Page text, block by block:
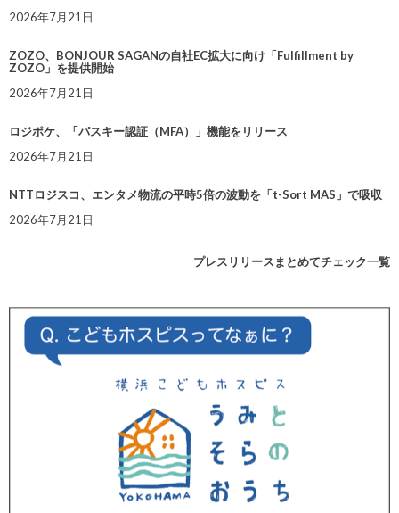
2026年7月21日
ZOZO、BONJOUR SAGANの自社EC拡大に向け「Fulfillment by
ZOZO」を提供開始
2026年7月21日
ロジポケ、「パスキー認証（MFA）」機能をリリース
2026年7月21日
NTTロジスコ、エンタメ物流の平時5倍の波動を「t-Sort MAS」で吸収
2026年7月21日
プレスリリースまとめてチェック一覧